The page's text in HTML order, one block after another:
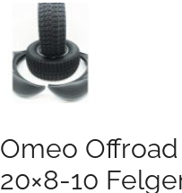
Omeo
20×8-10